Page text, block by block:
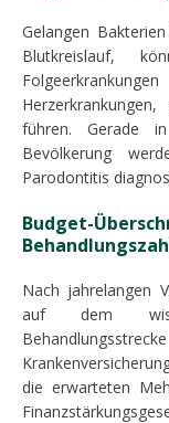
Gelangen
Blutkreislauf,
führen. Gerade
Bevölkerung
Parodontitis
Budget-
Nach jahrelangen
auf dem
die erwarteten